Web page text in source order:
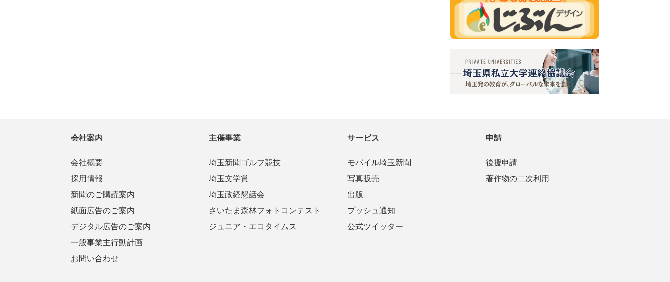
会社案内
会社概要
採用情報
新聞のご購読案内
紙面広告のご案内
デジタル広告のご案内
一般事業主行動計画
お問い合わせ
主催事業
埼玉新聞ゴルフ競技
埼玉文学賞
埼玉政経懇話会
さいたま森林フォトコンテスト
ジュニア・エコタイムス
サービス
モバイル埼玉新聞
写真販売
出版
プッシュ通知
公式ツイッター
申請
後援申請
著作物の二次利用